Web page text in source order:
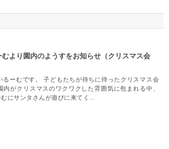
より園内のようすをお知らせ（クリスマス会
るーむです。 子どもたちが待ちに待ったクリスマス会
内がクリスマスのワクワクした雰囲気に包まれる中、
にサンタさんが遊びに来てく...